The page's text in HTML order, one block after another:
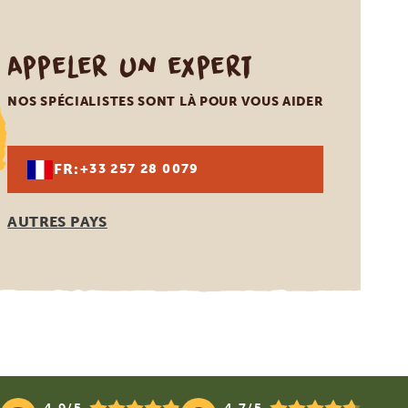
Appeler un expert
NOS SPÉCIALISTES SONT LÀ POUR VOUS AIDER
FR:+33 257 28 0079
AUTRES PAYS